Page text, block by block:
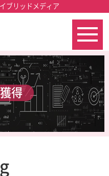
ブリッドメディア
得